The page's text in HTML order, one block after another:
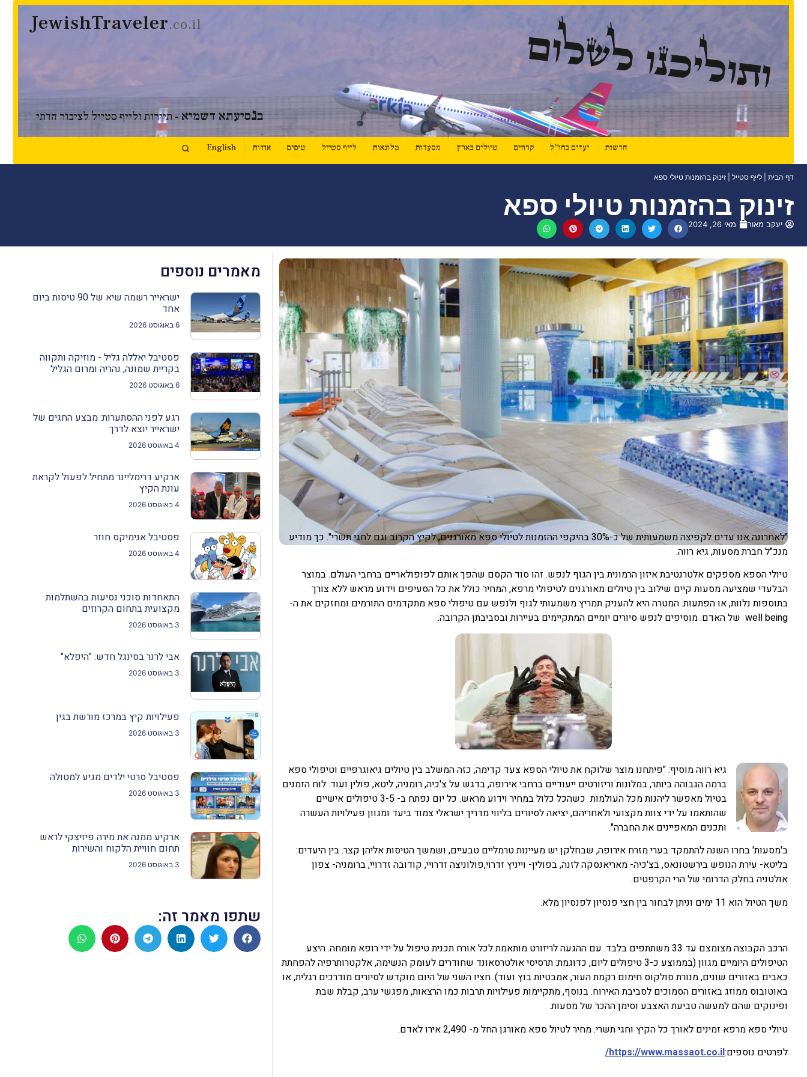
JewishTraveler.co.il ותוליכנו לשלום
בנסיעתא דשמיא - תיירות ולייף סטייל לציבור הדתי
חדשות יעדים בחו"ל קרוזים טיולים בארץ מסעדות מלונאות לייף סטייל טיפים אודות English
דף הבית לייף סטייל זינוק בהזמנות טיולי ספא
זינוק בהזמנות טיולי ספא
יעקב מאור מאי 26, 2024
"לאחרונה אנו עדים לקפיצה משמעותית של כ-30% בהיקפי ההזמנות לטיולי ספא מאורגנים, לקיץ הקרוב וגם לחגי תשרי". כך מודיע
מנכ"ל חברת מסעות, גיא רווה.
טיולי הספא מספקים אלטרנטיבת איזון הרמונית בין הגוף לנפש. זהו סוד הקסם שהפך אותם לפופולאריים ברחבי העולם. במוצר
הבלעדי שמציעה מסעות קיים שילוב בין טיולים מאורגנים לטיפולי מרפא, המחיר כולל את כל הסעיפים וידוע מראש ללא צורך
בתוספות נלוות, או הפתעות. המטרה היא להעניק תמריץ משמעותי לגוף ולנפש עם טיפולי ספא מתקדמים התורמים ומחזקים את ה-
well being של האדם. מוסיפים לנפש סיורים יומיים המתקיימים בעיירות ובסביבתן הקרובה.
גיא רווה מוסיף: "פיתחנו מוצר שלוקח את טיולי הספא צעד קדימה, כזה המשלב בין טיולים גיאוגרפיים וטיפולי ספא
ברמה הגבוהה ביותר, במלונות וריזורטים ייעודיים ברחבי אירופה, בדגש על צ'כיה, רומניה, ליטא, פולין ועוד. לוח הזמנים
בטיול מאפשר ליהנות מכל העולמות כשהכל כלול במחיר וידוע מראש. כל יום נפתח ב- 3-5 טיפולים אישיים
שהותאמו על ידי צוות מקצועי ולאחריהם, יציאה לסיורים בליווי מדריך ישראלי צמוד ביעד ומגוון פעילויות העשרה
ותכנים המאפיינים את החברה".
ב'מסעות' בחרו השנה להתמקד בערי מזרח אירופה, שבחלקן יש מעיינות טרמליים טבעיים, ושמשך הטיסות אליהן קצר. בין היעדים:
בליטא- עירת הנופש בירשטונאס, בצ'כיה- מאריאנסקה לזנה, בפולין- וייניץ זדרוי,פולוניצה זדרויי, קודובה זדרויי, ברומניה- צפון
אולטניה בחלק הדרומי של הרי הקרפטים.
משך הטיול הוא 11 ימים וניתן לבחור בין חצי פנסיון לפנסיון מלא.
הרכב הקבוצה מצומצם עד 33 משתתפים בלבד. עם ההגעה לריזורט מותאמת לכל אורח תכנית טיפול על ידי רופא מומחה. היצע
הטיפולים היומיים מגוון (בממוצע כ-3 טיפולים ליום, כדוגמת: תרסיסי אולטרסאונד שחודרים לעומק הנשימה, אלקטרותרפיה להפחתת
כאבים באזורים שונים, מנורת סולקוס חימום רקמת העור, אמבטיות בוץ ועוד). חציו השני של היום מוקדש לסיורים מודרכים רגלית, או
באוטובוס ממוזג באזורים הסמוכים לסביבת האירוח. בנוסף, מתקיימות פעילויות תרבות כמו הרצאות, מפגשי ערב, קבלת שבת
ופינוקים שהם למעשה טביעת האצבע וסימן ההכר של מסעות.
טיולי ספא מרפא זמינים לאורך כל הקיץ וחגי תשרי. מחיר לטיול ספא מאורגן החל מ- 2,490 אירו לאדם.
לפרטים נוספים:https://www.massaot.co.il/
מאמרים נוספים
ישראייר רשמה שיא של 90 טיסות ביום
אחד
6 באוגוסט 2026
פסטיבל יאללה גליל - מוזיקה ותקווה
בקריית שמונה, נהריה ומרום הגליל
6 באוגוסט 2026
רגע לפני ההסתערות: מבצע החגים של
ישראייר יוצא לדרך
4 באוגוסט 2026
ארקיע דרימליינר מתחיל לפעול לקראת
עונת הקיץ
4 באוגוסט 2026
פסטיבל אנימיקס חוזר
4 באוגוסט 2026
התאחדות סוכני נסיעות בהשתלמות
מקצועית בתחום הקרוזים
3 באוגוסט 2026
אבי לרנר בסינגל חדש: "היפלא"
3 באוגוסט 2026
פעילויות קיץ במרכז מורשת בגין
3 באוגוסט 2026
פסטיבל סרטי ילדים מגיע למטולה
3 באוגוסט 2026
ארקיע ממנה את מירה פיזיצקי לראש
תחום חוויית הלקוח והשירות
3 באוגוסט 2026
שתפו מאמר זה: